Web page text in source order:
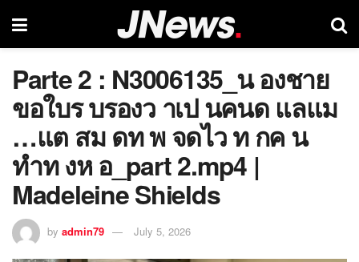
Parte 2 : N3006135_น องชาย
ขอใบร บรองว าเป นคนด แลแม
…แต สม ดท พ จดไว ท กค น
ทำท งห อ_part 2.mp4 |
Madeleine Shields
by admin79 July 5, 2026